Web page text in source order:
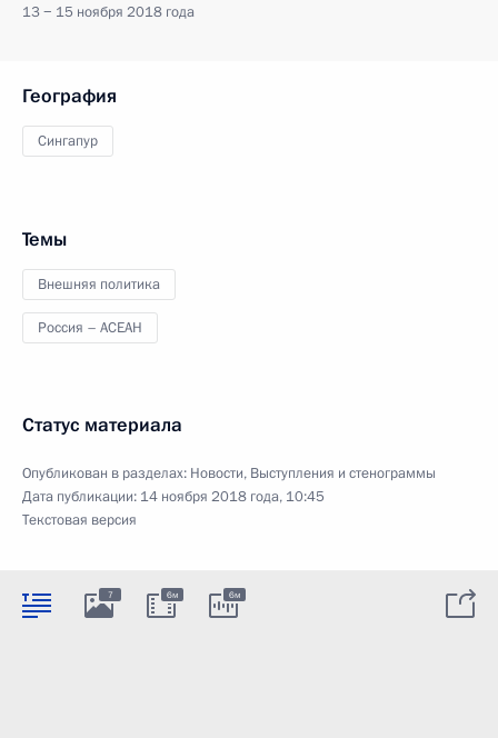
13 − 15 ноября 2018 года
География
Сингапур
Темы
Внешняя политика
Россия – АСЕАН
Статус материала
Опубликован в разделах: Новости, Выступления и стенограммы
Дата публикации: 14 ноября 2018 года, 10:45
Текстовая версия
7 6м 6м